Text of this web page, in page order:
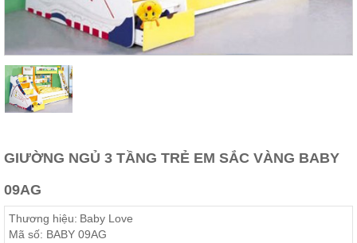
Thất
rượu,
Bàn
trà...
Thất
Ngủ
Giường
ngủ, tủ
áo, bàn
GIƯỜNG NGỦ 3 TẦNG TRẺ EM SẮC VÀNG BABY
09AG
Thương hiệu: Baby Love
Mã số: BABY 09AG